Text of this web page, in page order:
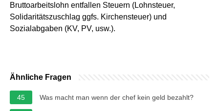
Bruttoarbeitslohn entfallen Steuern (Lohnsteuer,
Solidaritätszuschlag ggfs. Kirchensteuer) und
Sozialabgaben (KV, PV, usw.).
Ähnliche Fragen
45 Was macht man wenn der chef kein geld bezahlt?